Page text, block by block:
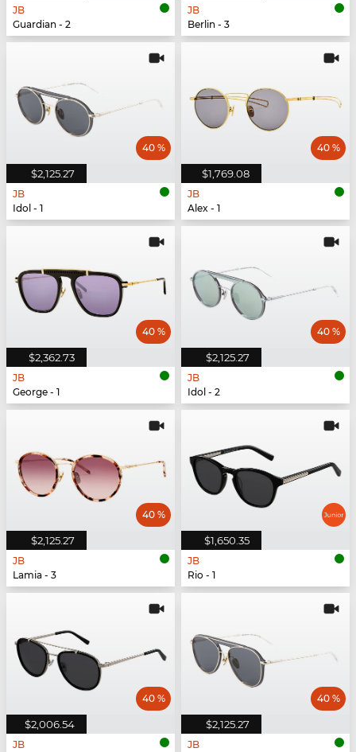
JB
Guardian - 2
JB
Berlin - 3
$2,125.27
40 %
JB
Idol - 1
$1,769.08
40 %
JB
Alex - 1
$2,362.73
40 %
JB
George - 1
$2,125.27
40 %
JB
Idol - 2
$2,125.27
40 %
JB
Lamia - 3
$1,650.35
JB
Rio - 1
$2,006.54
40 %
JB
$2,125.27
40 %
JB